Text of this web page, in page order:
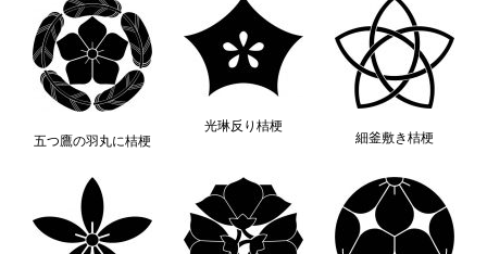
五つ鷹の羽丸に桔梗
光琳反り桔梗
細釜敷き桔梗